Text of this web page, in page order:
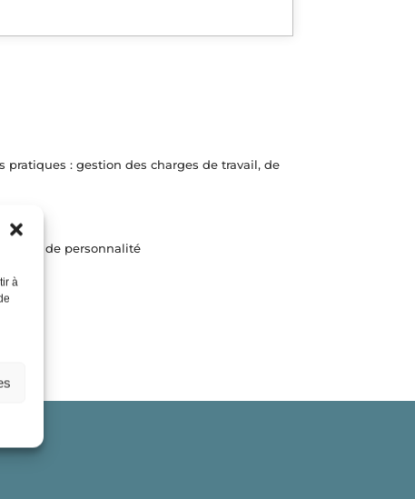
à
pratiques : gestion des charges de travail, de
traits de personnalité